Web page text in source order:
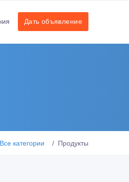
Дать объявление
Все категории Продукты